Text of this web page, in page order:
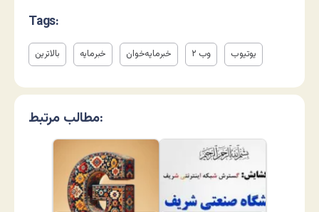
Tags:
بالاترین خبرمایه خبرمایه‌خوان وب ۲ یوتیوب
مطالب مرتبط: